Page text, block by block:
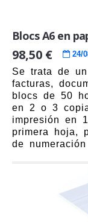
Blocs A6 en
98,50 € 24/
Se trata de
facturas,
blocs de 50
en 2 o 3
impresión en
primera hoja,
de